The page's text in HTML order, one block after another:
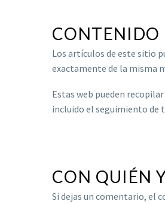
CONTENIDO
Los artículos de este sitio
exactamente de la misma
Estas web pueden
incluido el seguimiento de
CON QUIÉN
Si dejas un comentario, el